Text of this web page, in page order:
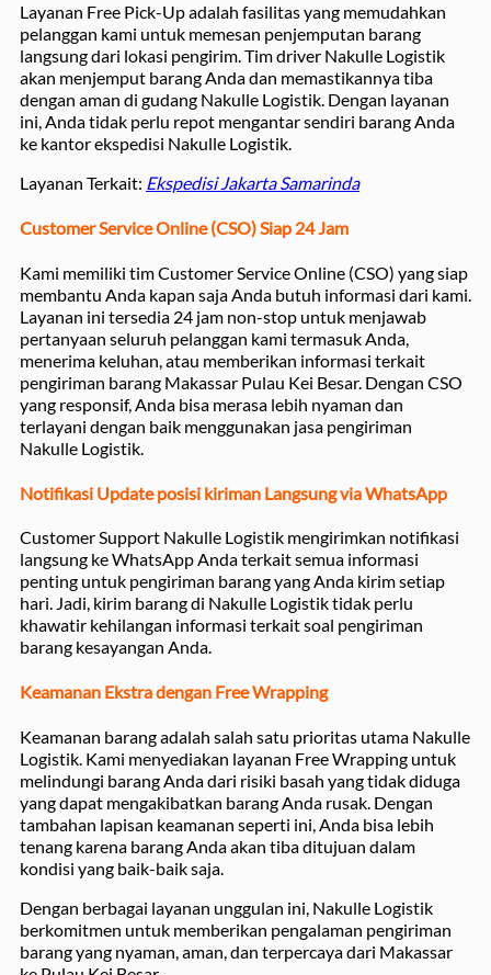
Layanan Free Pick-Up adalah fasilitas yang memudahkan
pelanggan kami untuk memesan penjemputan barang
langsung dari lokasi pengirim. Tim driver Nakulle Logistik
akan menjemput barang Anda dan memastikannya tiba
dengan aman di gudang Nakulle Logistik. Dengan layanan
ini, Anda tidak perlu repot mengantar sendiri barang Anda
ke kantor ekspedisi Nakulle Logistik.
Layanan Terkait: Ekspedisi Jakarta Samarinda
Customer Service Online (CSO) Siap 24 Jam
Kami memiliki tim Customer Service Online (CSO) yang siap
membantu Anda kapan saja Anda butuh informasi dari kami.
Layanan ini tersedia 24 jam non-stop untuk menjawab
pertanyaan seluruh pelanggan kami termasuk Anda,
menerima keluhan, atau memberikan informasi terkait
pengiriman barang Makassar Pulau Kei Besar. Dengan CSO
yang responsif, Anda bisa merasa lebih nyaman dan
terlayani dengan baik menggunakan jasa pengiriman
Nakulle Logistik.
Notifikasi Update posisi kiriman Langsung via WhatsApp
Customer Support Nakulle Logistik mengirimkan notifikasi
langsung ke WhatsApp Anda terkait semua informasi
penting untuk pengiriman barang yang Anda kirim setiap
hari. Jadi, kirim barang di Nakulle Logistik tidak perlu
khawatir kehilangan informasi terkait soal pengiriman
barang kesayangan Anda.
Keamanan Ekstra dengan Free Wrapping
Keamanan barang adalah salah satu prioritas utama Nakulle
Logistik. Kami menyediakan layanan Free Wrapping untuk
melindungi barang Anda dari risiki basah yang tidak diduga
yang dapat mengakibatkan barang Anda rusak. Dengan
tambahan lapisan keamanan seperti ini, Anda bisa lebih
tenang karena barang Anda akan tiba ditujuan dalam
kondisi yang baik-baik saja.
Dengan berbagai layanan unggulan ini, Nakulle Logistik
berkomitmen untuk memberikan pengalaman pengiriman
barang yang nyaman, aman, dan terpercaya dari Makassar